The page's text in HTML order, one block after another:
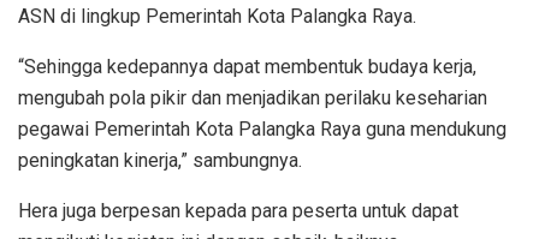
ASN di lingkup Pemerintah Kota Palangka Raya.
“Sehingga kedepannya dapat membentuk budaya kerja,
mengubah pola pikir dan menjadikan perilaku keseharian
pegawai Pemerintah Kota Palangka Raya guna mendukung
peningkatan kinerja,” sambungnya.
Hera juga berpesan kepada para peserta untuk dapat